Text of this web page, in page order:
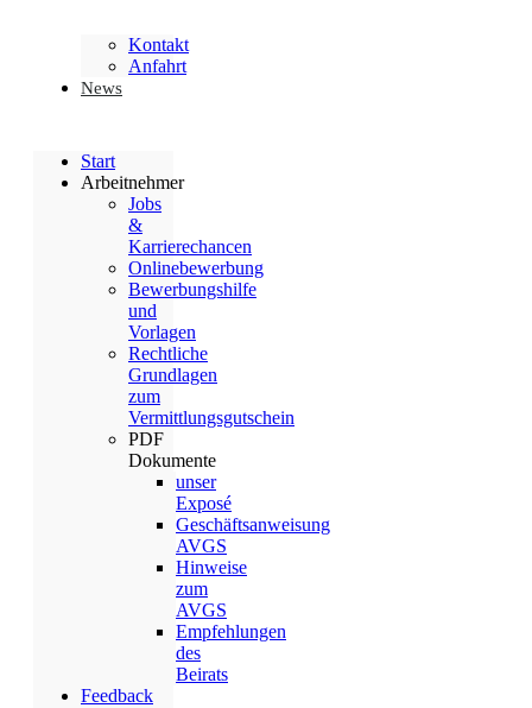
Kontakt
Anfahrt
News
Start
Arbeitnehmer
Jobs
&
Karrierechancen
Onlinebewerbung
Bewerbungshilfe
und
Vorlagen
Rechtliche
Grundlagen
zum
Vermittlungsgutschein
PDF
Dokumente
unser
Exposé
Geschäftsanweisung
AVGS
Hinweise
zum
AVGS
Empfehlungen
des
Beirats
Feedback